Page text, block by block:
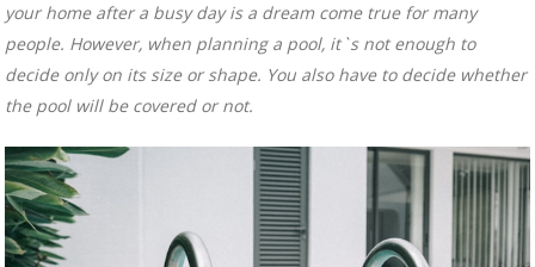
your home after a busy day is a dream come true for many
people. However, when planning a pool, it`s not enough to
decide only on its size or shape. You also have to decide whether
the pool will be covered or not.